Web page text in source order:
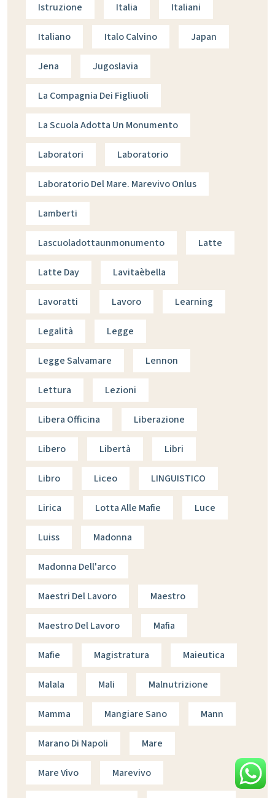
Istruzione Italia Italiani
Italiano Italo Calvino Japan
Jena Jugoslavia
La Compagnia Dei Figliuoli
La Scuola Adotta Un Monumento
Laboratori Laboratorio
Laboratorio Del Mare. Marevivo Onlus
Lamberti
Lascuoladottaunmonumento Latte
Latte Day Lavitaèbella
Lavoratti Lavoro Learning
Legalità Legge
Legge Salvamare Lennon
Lettura Lezioni
Libera Officina Liberazione
Libero Libertà Libri
Libro Liceo LINGUISTICO
Lirica Lotta Alle Mafie Luce
Luiss Madonna
Madonna Dell'arco
Maestri Del Lavoro Maestro
Maestro Del Lavoro Mafia
Mafie Magistratura Maieutica
Malala Mali Malnutrizione
Mamma Mangiare Sano Mann
Marano Di Napoli Mare
Mare Vivo Marevivo